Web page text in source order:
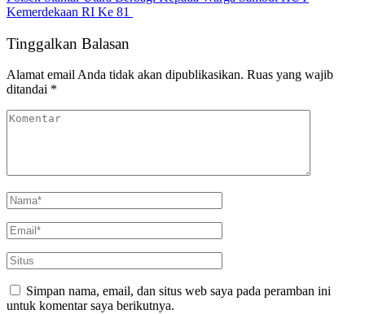
Kemerdekaan RI Ke 81
Tinggalkan Balasan
Alamat email Anda tidak akan dipublikasikan. Ruas yang wajib
ditandai *
Simpan nama, email, dan situs web saya pada peramban ini
untuk komentar saya berikutnya.